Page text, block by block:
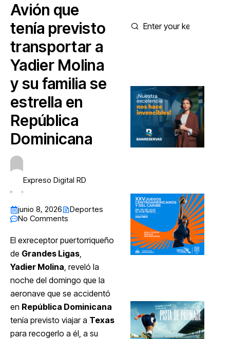
Avión que
tenía previsto
transportar a
Yadier Molina
y su familia se
estrella en
República
Dominicana
Expreso Digital RD
junio 8, 2026
Deportes
No Comments
El exreceptor puertorriqueño
de Grandes Ligas,
Yadier Molina, reveló la
noche del domingo que la
aeronave que se accidentó
en República Dominicana
tenía previsto viajar a Texas
para recogerlo a él, a su